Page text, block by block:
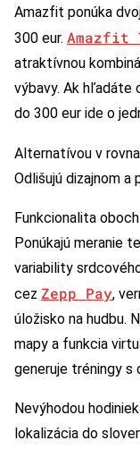
Amazfit ponúka
300 eur. Amazfit
atraktívnou
výbavy. Ak hľadáte
do 300 eur ide o
Alternatívou v
Odlišujú dizajnom
Funkcionalita
Ponúkajú meranie
variability
cez Zepp Pay,
úložisko na hudbu.
mapy a funkcia
generuje tréningy s
Nevýhodou
lokalizácia do